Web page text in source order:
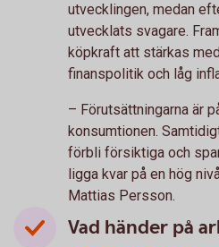
utvecklingen, medan
utvecklats svagare.
köpkraft att stärkas
finanspolitik och låg
– Förutsättningarna är
konsumtionen.
förbli försiktiga och
ligga kvar på en hög
Mattias Persson.
Vad händer på